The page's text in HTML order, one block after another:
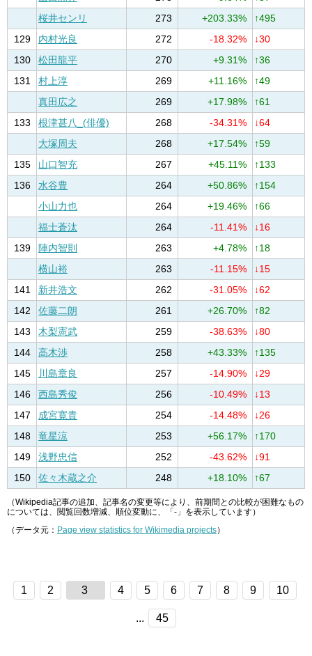
桜井センリ
273 +203.33%
↑495
129
内村光良 272 -18.32%
↓30
130
松田龍平 270 +9.31%
↑36
131
村上淳 269 +11.16%
↑49
真田広之
269 +17.98%
↑61
133
根津甚八_(俳優) 268 -34.31%
↓64
大塚周夫
268 +17.54%
↑59
135
山口智充 267 +45.11%
↑133
136
水谷豊 264 +50.86%
↑154
小山力也
264 +19.46%
↑66
福士蒼汰
264 -11.41%
↓16
139
陣内智則 263 +4.78%
↑18
横山裕
263 -11.15%
↓15
141
新井浩文 262 -31.05%
↓62
142
佐藤二朗 261 +26.70%
↑82
143
木梨憲武 259 -38.63%
↓80
144
高木渉 258 +43.33%
↑135
145
川島章良 257 -14.90%
↓29
146
西島秀俊 256 -10.49%
↓13
147
成宮寛貴 254 -14.48%
↓26
148
竜星涼 253 +56.17%
↑170
149
浅野忠信 252 -43.62%
↓91
150
佐々木蔵之介 248 +18.10% ↑67
（Wikipedia記事の追加、記事名の変更等により、前期間との比較が困難なもの
については、閲覧回数増減、順位変動に、「-」を表示しています）
（データ元： Page view statistics for Wikimedia projects）
1 2 3 4 5 6 7 8 9 10
... 45